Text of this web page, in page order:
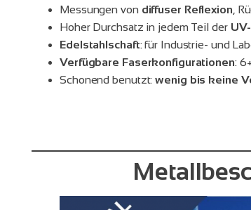
Messungen von diffuser Reflexion ,
Hoher Durchsatz in jedem Teil der
Edelstahlschaft: für Industrie- und
Verfügbare Faserkonfigurationen:
Schonend benutzt:wenig bis keine